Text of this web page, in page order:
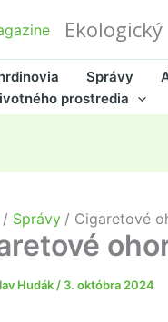
Správy
prostredia
Správy Cigaretové
Hudák / 3. októbra 2024